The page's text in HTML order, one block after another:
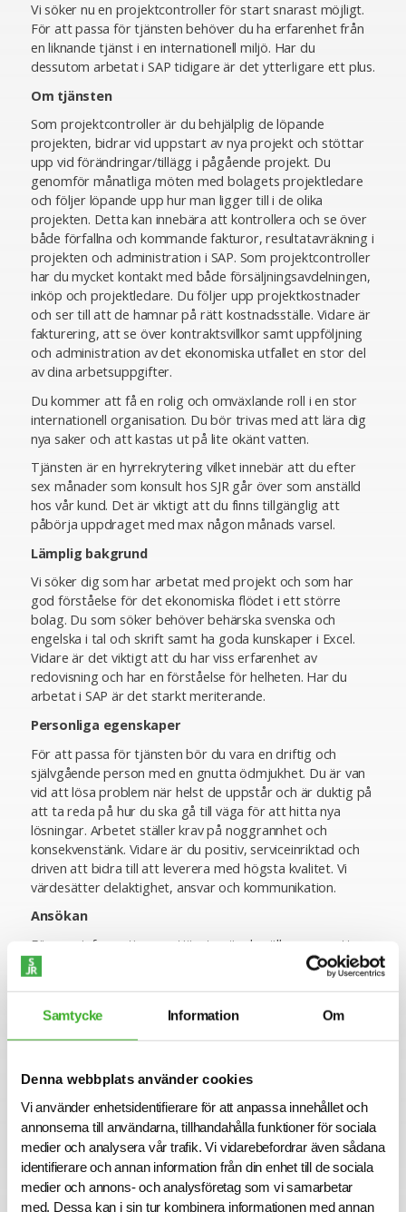
Samtycke Information Om
Denna webbplats använder cookies
Vi använder enhetsidentifierare för att anpassa innehållet och
annonserna till användarna, tillhandahålla funktioner för sociala
medier och analysera vår trafik. Vi vidarebefordrar även sådana
identifierare och annan information från din enhet till de sociala
medier och annons- och analysföretag som vi samarbetar
med. Dessa kan i sin tur kombinera informationen med annan
Vi söker nu en projektcontroller för start snarast möjligt.
För att passa för tjänsten behöver du ha erfarenhet från
en liknande tjänst i en internationell miljö. Har du
dessutom arbetat i SAP tidigare är det ytterligare ett plus.
Om tjänsten
Som projektcontroller är du behjälplig de löpande
projekten, bidrar vid uppstart av nya projekt och stöttar
upp vid förändringar/tillägg i pågående projekt. Du
genomför månatliga möten med bolagets projektledare
och följer löpande upp hur man ligger till i de olika
projekten. Detta kan innebära att kontrollera och se över
både förfallna och kommande fakturor, resultatavräkning i
projekten och administration i SAP. Som projektcontroller
har du mycket kontakt med både försäljningsavdelningen,
inköp och projektledare. Du följer upp projektkostnader
och ser till att de hamnar på rätt kostnadsställe. Vidare är
fakturering, att se över kontraktsvillkor samt uppföljning
och administration av det ekonomiska utfallet en stor del
av dina arbetsuppgifter.
Du kommer att få en rolig och omväxlande roll i en stor
internationell organisation. Du bör trivas med att lära dig
nya saker och att kastas ut på lite okänt vatten.
Tjänsten är en hyrrekrytering vilket innebär att du efter
sex månader som konsult hos SJR går över som anställd
hos vår kund. Det är viktigt att du finns tillgänglig att
påbörja uppdraget med max någon månads varsel.
Lämplig bakgrund
Vi söker dig som har arbetat med projekt och som har
god förståelse för det ekonomiska flödet i ett större
bolag. Du som söker behöver behärska svenska och
engelska i tal och skrift samt ha goda kunskaper i Excel.
Vidare är det viktigt att du har viss erfarenhet av
redovisning och har en förståelse för helheten. Har du
arbetat i SAP är det starkt meriterande.
Personliga egenskaper
För att passa för tjänsten bör du vara en driftig och
självgående person med en gnutta ödmjukhet. Du är van
vid att lösa problem när helst de uppstår och är duktig på
att ta reda på hur du ska gå till väga för att hitta nya
lösningar. Arbetet ställer krav på noggrannhet och
konsekvenstänk. Vidare är du positiv, serviceinriktad och
driven att bidra till att leverera med högsta kvalitet. Vi
värdesätter delaktighet, ansvar och kommunikation.
Ansökan
För mer information om tjänsten är du välkommen att
kontakta ansvarig Konsultchef Katarina Forslund på 070-
4715925. Vi intervjuar löpande och tjänsten kan komma
ansökningsdag är 2023-12-19.
Konsult hos SJR
Att arbeta som konsult hos SJR innebär att du blir en del
av en dedikerad organisation med kompetens att ge dig
perfekta förutsättningar att utvecklas både inom din
yrkesroll och på ett personligt plan. Du får tillgång till vårt
stora nätverk av intressanta företag och uppdragsgivare
och därmed en unik möjlighet att ta din karriär till nästa